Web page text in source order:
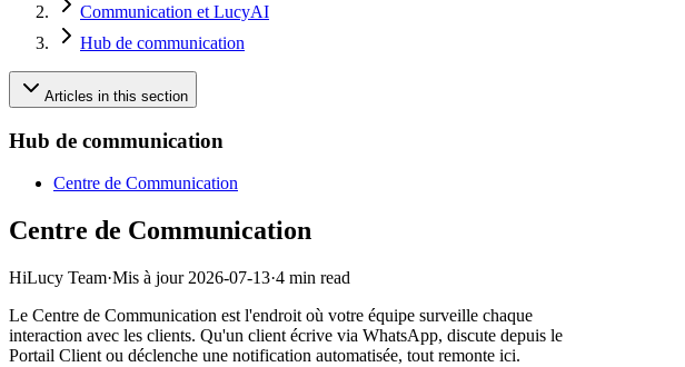
Communication et LucyAI
Hub de communication
Articles in this section
Hub de communication
Centre de Communication
Centre de Communication
HiLucy Team·Mis à jour 2026-07-13·4 min read
Le Centre de Communication est l'endroit où votre équipe surveille chaque
interaction avec les clients. Qu'un client écrive via WhatsApp, discute depuis le
Portail Client ou déclenche une notification automatisée, tout remonte ici.